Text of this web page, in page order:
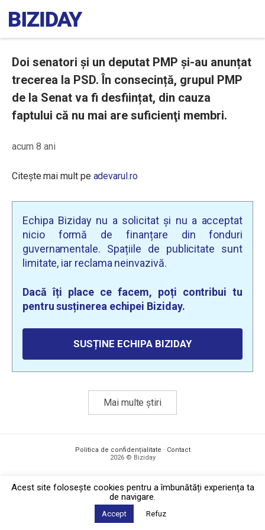
Doi senatori și un deputat PMP și-au anunțat
trecerea la PSD. În consecință, grupul PMP
de la Senat va fi desființat, din cauza
faptului că nu mai are suficienţi membri.
acum 8 ani
Citește mai mult pe adevarul.ro
Echipa Biziday nu a solicitat și nu a acceptat
nicio formă de finanțare din fonduri
guvernamentale. Spațiile de publicitate sunt
limitate, iar reclama neinvazivă.
Dacă îți place ce facem, poți contribui tu
pentru susținerea echipei Biziday.
SUSȚINE ECHIPA BIZIDAY
Mai multe știri
Politica de confidențialitate · Contact
2026 © Biziday
Acest site foloseşte cookies pentru a îmbunătăți experiența ta
de navigare.
Accept Refuz